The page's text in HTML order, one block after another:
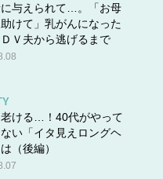
いっぱい
通安全に健康、そして縁
りを詰め込んでしまって
与えられて…。「お母
けて」乳がんになった
Ｖ夫から逃げるまで
ける…！40代がやって
い「イタ見えロングヘ
（後編）